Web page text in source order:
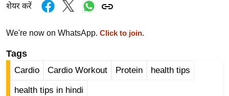
वु
फि
ल्म
मी
क्षा
शेयर करें
We're now on WhatsApp. Click to join.
Tags
Cardio Cardio Workout Protein health tips
health tips in hindi